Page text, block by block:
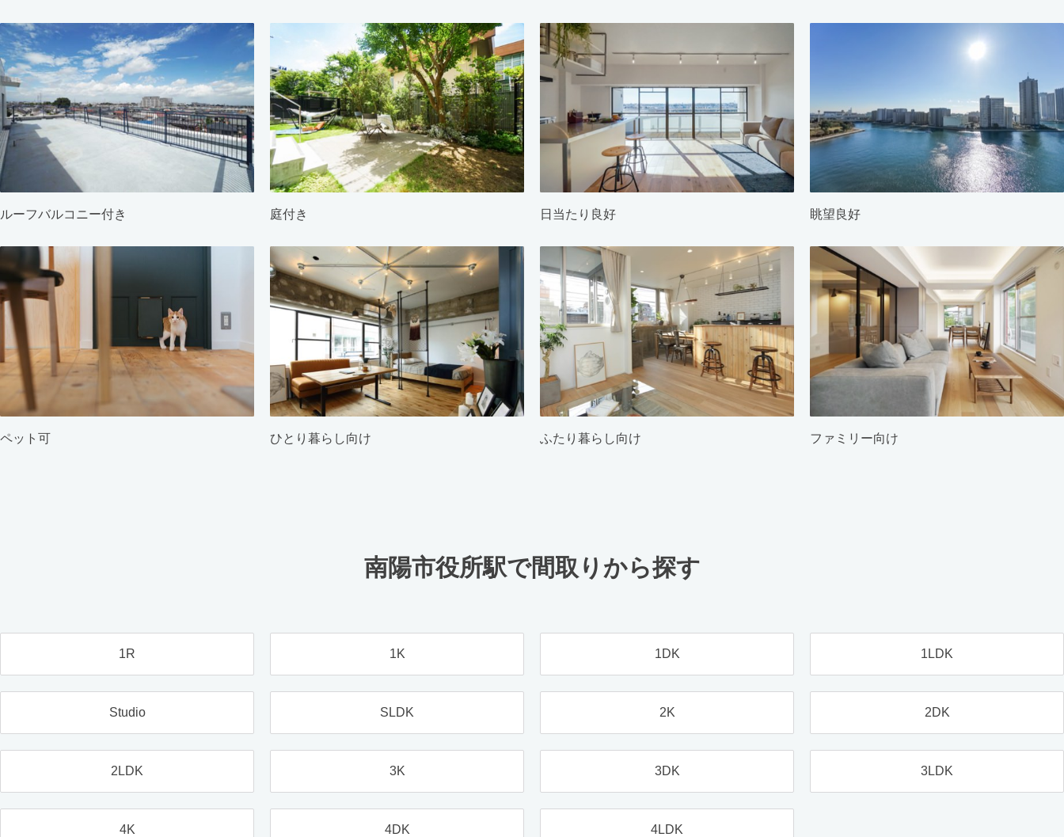
ルーフバルコニー付き 庭付き 日当たり良好 眺望良好
ペット可 ひとり暮らし向け ふたり暮らし向け ファミリー向け
南陽市役所駅で間取りから探す
1R 1K 1DK 1LDK
Studio SLDK 2K 2DK
2LDK 3K 3DK 3LDK
4K 4DK 4LDK